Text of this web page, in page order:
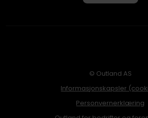
© Outland AS
Informasjonskapsler
Personvernerklæring